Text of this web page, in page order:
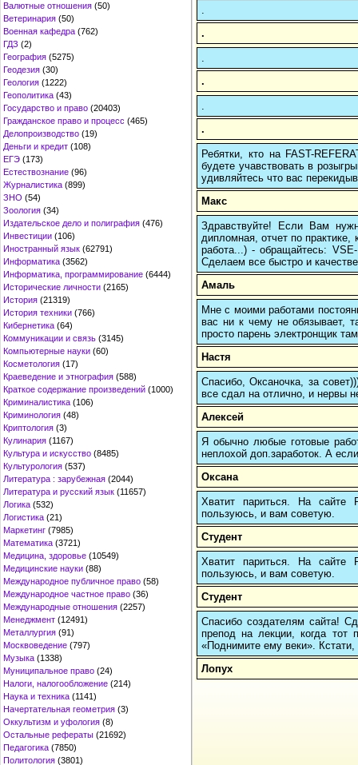
Валютные отношения (50)
Ветеринария (50)
Военная кафедра (762)
ГДЗ (2)
География (5275)
Геодезия (30)
Геология (1222)
Геополитика (43)
Государство и право (20403)
Гражданское право и процесс (465)
Делопроизводство (19)
Деньги и кредит (108)
ЕГЭ (173)
Естествознание (96)
Журналистика (899)
ЗНО (54)
Зоология (34)
Издательское дело и полиграфия (476)
Инвестиции (106)
Иностранный язык (62791)
Информатика (3562)
Информатика, программирование (6444)
Исторические личности (2165)
История (21319)
История техники (766)
Кибернетика (64)
Коммуникации и связь (3145)
Компьютерные науки (60)
Косметология (17)
Краеведение и этнография (588)
Краткое содержание произведений (1000)
Криминалистика (106)
Криминология (48)
Криптология (3)
Кулинария (1167)
Культура и искусство (8485)
Культурология (537)
Литература : зарубежная (2044)
Литература и русский язык (11657)
Логика (532)
Логистика (21)
Маркетинг (7985)
Математика (3721)
Медицина, здоровье (10549)
Медицинские науки (88)
Международное публичное право (58)
Международное частное право (36)
Международные отношения (2257)
Менеджмент (12491)
Металлургия (91)
Москвоведение (797)
Музыка (1338)
Муниципальное право (24)
Налоги, налогообложение (214)
Наука и техника (1141)
Начертательная геометрия (3)
Оккультизм и уфология (8)
Остальные рефераты (21692)
Педагогика (7850)
Политология (3801)
.
.
.
Ребятки, кто на FAST-
будете учавствовать в
удивляйтесь что вас
Макс
Здравствуйте! Если Вам
дипломная, отчет по
работа...) - обращайтесь:
Сделаем все быстро и
Амаль
Мне с моими работами
вас ни к чему не обязывает,
просто парень электронщик
Настя
Спасибо, Оксаночка, за
все сдал на отлично, и нервы
Алексей
Я обычно любые готовые
неплохой доп.заработок. А
Оксана
Хватит париться. На
пользуюсь, и вам советую.
Студент
Хватит париться. На
пользуюсь, и вам советую.
Студент
Спасибо создателям сайта!
препод на лекции, когда тот
«Поднимите ему веки».
Лопух